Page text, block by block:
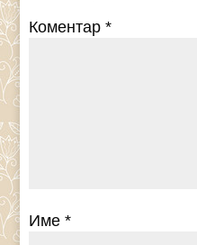
Коментар*
Име*